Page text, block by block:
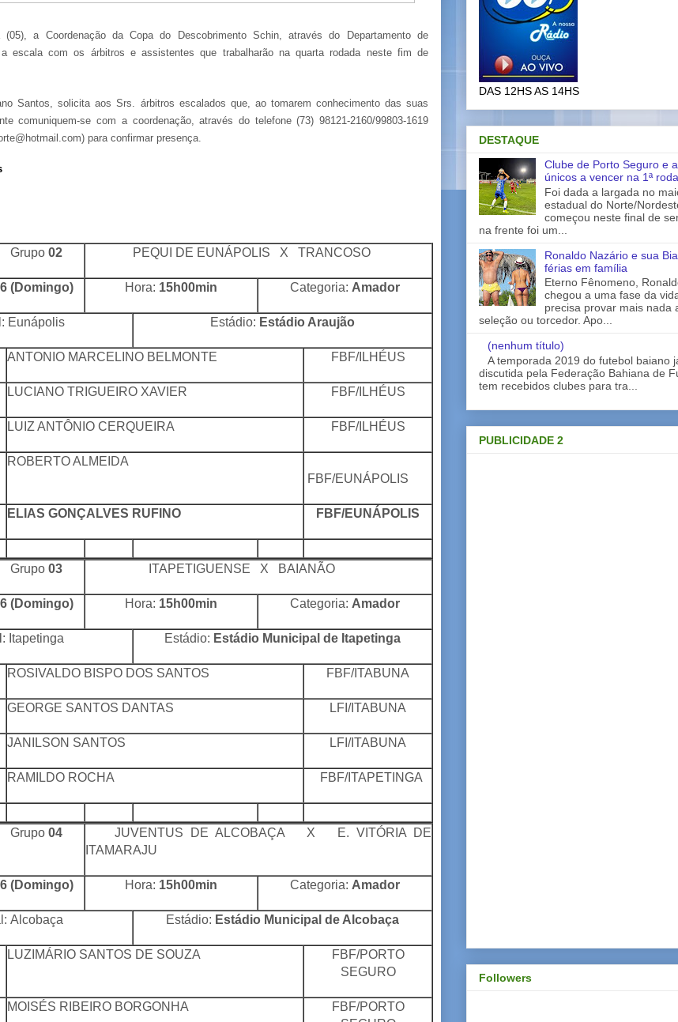
a Coordenação da Copa do Descobrimento Schin, através do Departamento de
a escala com os árbitros e assistentes que trabalharão na quarta rodada neste fim de
Santos, solicita aos Srs. árbitros escalados que, ao tomarem conhecimento das suas
comuniquem-se com a coordenação, através do telefone (73) 98121-2160/99803-1619
para confirmar presença.
Grupo 02 PEQUI DE EUNÁPOLIS X TRANCOSO
(Domingo) Hora: 15h00min Categoria: Amador
Eunápolis Estádio: Estádio Araujão
ANTONIO MARCELINO BELMONTE FBF/ILHÉUS
LUCIANO TRIGUEIRO XAVIER FBF/ILHÉUS
LUIZ ANTÔNIO CERQUEIRA FBF/ILHÉUS
ROBERTO ALMEIDA
FBF/EUNÁPOLIS
ELIAS GONÇALVES RUFINO FBF/EUNÁPOLIS
Grupo 03 ITAPETIGUENSE X BAIANÃO
(Domingo) Hora: 15h00min Categoria: Amador
Itapetinga Estádio: Estádio Municipal de Itapetinga
ROSIVALDO BISPO DOS SANTOS FBF/ITABUNA
GEORGE SANTOS DANTAS LFI/ITABUNA
JANILSON SANTOS LFI/ITABUNA
RAMILDO ROCHA FBF/ITAPETINGA
Grupo 04
JUVENTUS DE ALCOBAÇA X E. VITÓRIA DE
ITAMARAJU
(Domingo) Hora: 15h00min Categoria: Amador
Alcobaça Estádio: Estádio Municipal de Alcobaça
LUZIMÁRIO SANTOS DE SOUZA
FBF/PORTO
SEGURO
MOISÉS RIBEIRO BORGONHA
FBF/PORTO
DAS 12HS AS 14HS
DESTAQUE
Clube de Porto Seguro e
únicos a vencer na 1ª
Foi dada a largada no
estadual do Norte/
começou neste final de
na frente foi um...
Ronaldo Nazário e sua
férias em família
Eterno Fênomeno,
chegou a uma fase da
precisa provar mais nada
seleção ou torcedor. Apo...
(nenhum título)
A temporada 2019 do futebol baiano
discutida pela Federação Bahiana de
tem recebidos clubes para tra...
PUBLICIDADE 2
Followers